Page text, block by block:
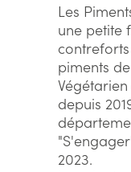
Les
une petite
piments
depuis
2023.